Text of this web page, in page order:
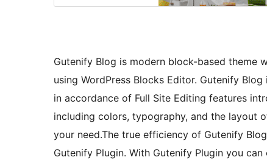
Gutenify Blog is modern block-based theme
using WordPress Blocks Editor. Gutenify
in accordance of Full Site Editing features
including colors, typography, and the layout
your need.The true efficiency of Gutenify
Gutenify Plugin. With Gutenify Plugin you